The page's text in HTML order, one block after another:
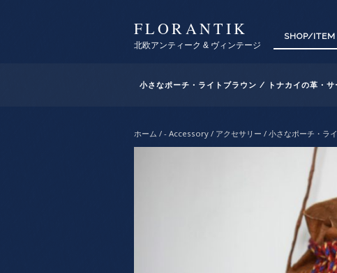
FLORANTIK
北欧アンティーク & ヴィンテージ
SHOP/ITEM
小さなポーチ・ライトブラウン / トナカイの革・サ
ホーム / - Accessory / アクセサリー / 小さなポーチ・ラ